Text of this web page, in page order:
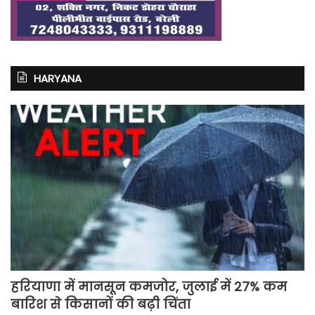
HARYANA
हरियाणा में मानसून कमजोर, जुलाई में 27% कम
बारिश से किसानों की बढ़ी चिंता